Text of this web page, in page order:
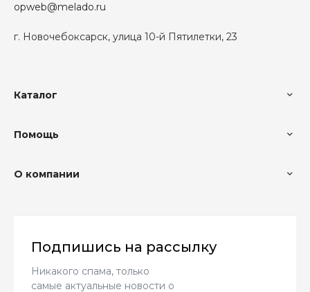
г. Новочебоксарск, улица 10-й Пятилетки, 23
opweb@melado.ru
Каталог
Помощь
О компании
Подпишись на рассылку
Никакого спама, только
самые актуальные новости о